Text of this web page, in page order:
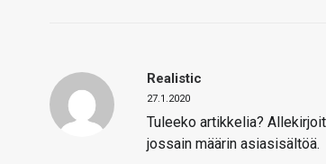
Realistic
27.1.2020
Tuleeko artikkelia?
jossain määrin asiasisältöä.